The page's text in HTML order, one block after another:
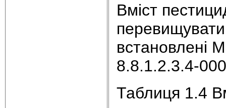
Вміст
перевищувати
8.8.1.2.3.4-000
Таблиця 1.4